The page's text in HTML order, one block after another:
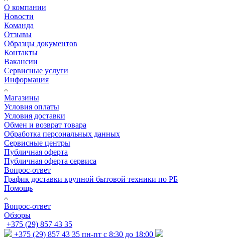
О компании
Новости
Команда
Отзывы
Образцы документов
Контакты
Вакансии
Сервисные услуги
Информация
Магазины
Условия оплаты
Условия доставки
Обмен и возврат товара
Обработка персональных данных
Сервисные центры
Публичная оферта
Публичная оферта сервиса
Вопрос-ответ
График доставки крупной бытовой техники по РБ
Помощь
Вопрос-ответ
Обзоры
+375 (29) 857 43 35
+375 (29) 857 43 35 пн-пт с 8:30 до 18:00